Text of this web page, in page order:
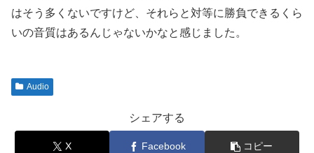
はそう多くないですけど、それらと対等に勝負できるくら
いの音質はあるんじゃないかなと感じました。
Audio
シェアする
X Facebook コピー